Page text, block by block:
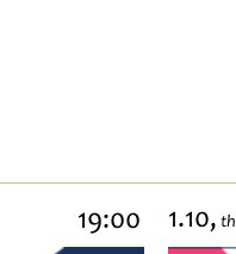
19:00 1.10, th